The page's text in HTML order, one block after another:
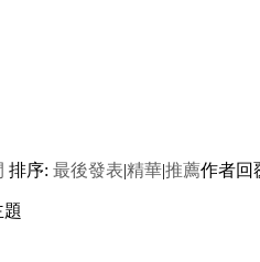
排序: 最後發表|精華|推薦作者回